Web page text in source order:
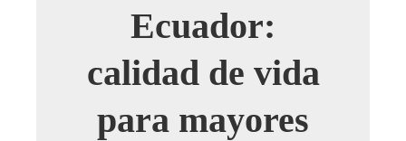
Ecuador:
calidad de vida
para mayores